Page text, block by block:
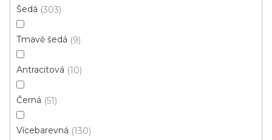
Šedá 303
Tmavě šedá 9
Antracitová 10
Černá 51
Vícebarevná 130